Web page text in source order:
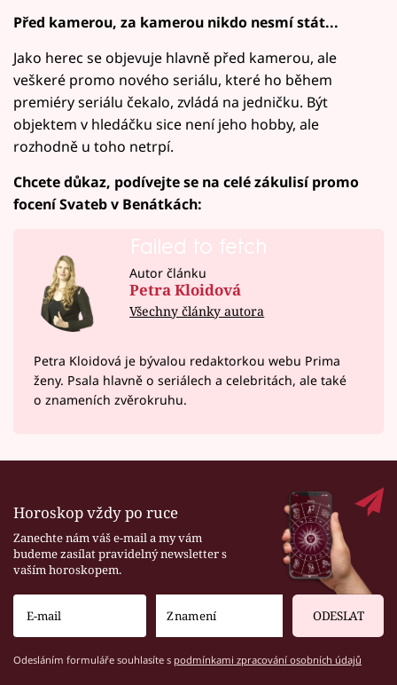
Před kamerou, za kamerou nikdo nesmí stát...
Jako herec se objevuje hlavně před kamerou, ale
veškeré promo nového seriálu, které ho během
premiéry seriálu čekalo, zvládá na jedničku. Být
objektem v hledáčku sice není jeho hobby, ale
rozhodně u toho netrpí.
Chcete důkaz, podívejte se na celé zákulisí promo
focení Svateb v Benátkách:
Failed to fetch
Autor článku
Petra Kloidová
Všechny články autora
Petra Kloidová je bývalou redaktorkou webu Prima
ženy. Psala hlavně o seriálech a celebritách, ale také
o znameních zvěrokruhu.
Horoskop vždy po ruce
Zanechte nám váš e-mail a my vám
budeme zasílat pravidelný newsletter s
vaším horoskopem.
ODESLAT
Odesláním formuláře souhlasíte s podmínkami zpracování osobních údajů